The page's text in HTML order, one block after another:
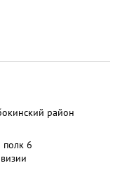
район
полк 6